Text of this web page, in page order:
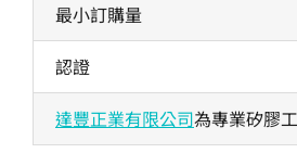
最小訂購量
認證
達豐正業有限公司為專業矽膠